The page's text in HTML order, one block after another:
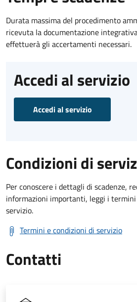
Durata massima del procedimento
ricevuta la documentazione
effettuerà gli accertamenti necessari.
Accedi al servizio
Accedi al servizio
Condizioni di
Per conoscere i dettagli di scadenze,
informazioni importanti, leggi i
servizio.
Termini e condizioni di servizio
Contatti